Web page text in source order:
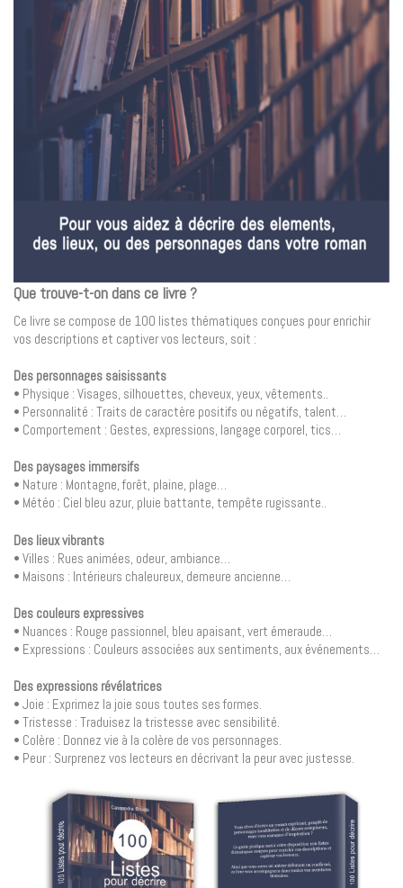
Que trouve-t-on dans ce livre ?
Ce livre se compose de 100 listes thématiques conçues pour enrichir
vos descriptions et captiver vos lecteurs, soit :
Des personnages saisissants
• Physique : Visages, silhouettes, cheveux, yeux, vêtements..
• Personnalité : Traits de caractère positifs ou négatifs, talent…
• Comportement : Gestes, expressions, langage corporel, tics…
Des paysages immersifs
• Nature : Montagne, forêt, plaine, plage…
• Météo : Ciel bleu azur, pluie battante, tempête rugissante..
Des lieux vibrants
• Villes : Rues animées, odeur, ambiance…
• Maisons : Intérieurs chaleureux, demeure ancienne…
Des couleurs expressives
• Nuances : Rouge passionnel, bleu apaisant, vert émeraude…
• Expressions : Couleurs associées aux sentiments, aux événements…
Des expressions révélatrices
• Joie : Exprimez la joie sous toutes ses formes.
• Tristesse : Traduisez la tristesse avec sensibilité.
• Colère : Donnez vie à la colère de vos personnages.
• Peur : Surprenez vos lecteurs en décrivant la peur avec justesse.